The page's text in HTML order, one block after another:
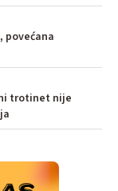
povećana
trotinet nije